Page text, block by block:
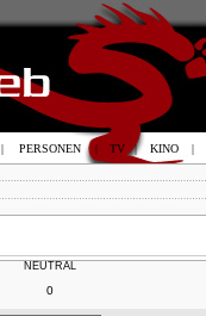
NEUTRAL
0
| PERSONEN | TV | KINO |